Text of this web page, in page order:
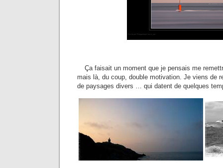
Ça faisait un moment que je pensais me
mais là, du coup, double motivation. Je viens de
de paysages divers … qui datent de quelques